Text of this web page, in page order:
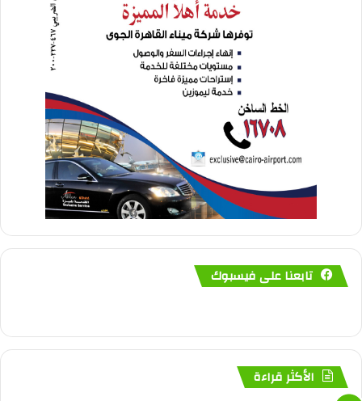
تابعنا على فيسبوك
الأكثر قراءة